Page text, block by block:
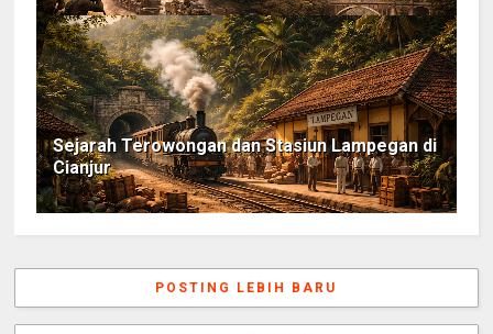
Sejarah Terowongan dan Stasiun Lampegan di
Cianjur
POSTING LEBIH BARU